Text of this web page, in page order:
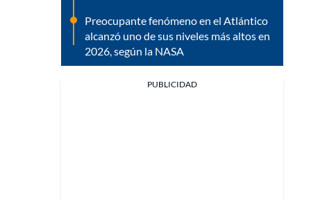
Preocupante fenómeno en el Atlántico
alcanzó uno de sus niveles más altos en
2026, según la NASA
PUBLICIDAD